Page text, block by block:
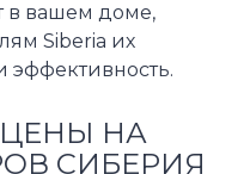
в вашем доме,
Siberia их
эффективность.
НА
СИБЕРИЯ